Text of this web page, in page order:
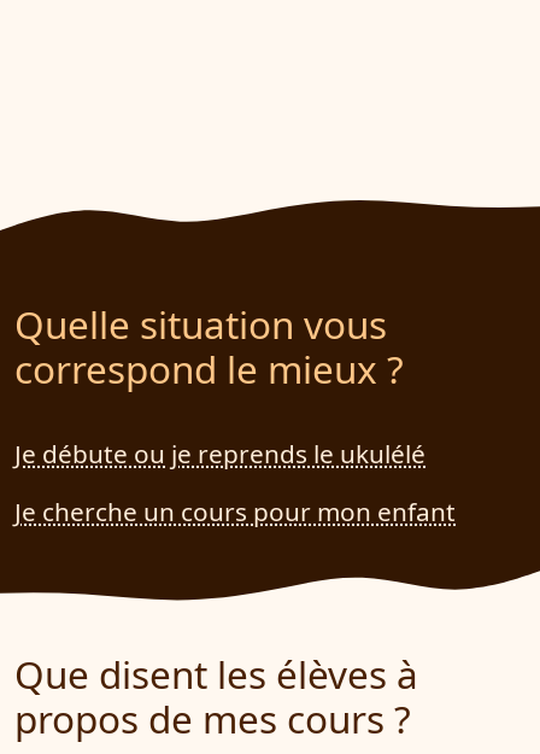
Quelle situation vous
correspond le mieux ?
Je débute ou je reprends le ukulélé
Je cherche un cours pour mon enfant
Que disent les élèves à
propos de mes cours ?